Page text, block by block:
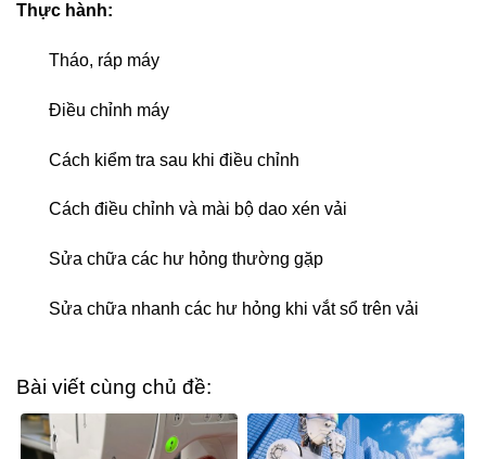
Thực hành:
Tháo, ráp máy
Điều chỉnh máy
Cách kiểm tra sau khi điều chỉnh
Cách điều chỉnh và mài bộ dao xén vải
Sửa chữa các hư hỏng thường gặp
Sửa chữa nhanh các hư hỏng khi vắt sổ trên vải
Bài viết cùng chủ đề: